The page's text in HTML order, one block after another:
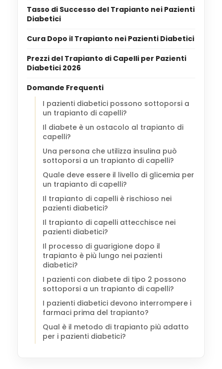
Tasso di Successo del Trapianto nei Pazienti
Diabetici
Cura Dopo il Trapianto nei Pazienti Diabetici
Prezzi del Trapianto di Capelli per Pazienti
Diabetici 2026
Domande Frequenti
I pazienti diabetici possono sottoporsi a
un trapianto di capelli?
Il diabete è un ostacolo al trapianto di
capelli?
Una persona che utilizza insulina può
sottoporsi a un trapianto di capelli?
Quale deve essere il livello di glicemia per
un trapianto di capelli?
Il trapianto di capelli è rischioso nei
pazienti diabetici?
Il trapianto di capelli attecchisce nei
pazienti diabetici?
Il processo di guarigione dopo il
trapianto è più lungo nei pazienti
diabetici?
I pazienti con diabete di tipo 2 possono
sottoporsi a un trapianto di capelli?
I pazienti diabetici devono interrompere i
farmaci prima del trapianto?
Qual è il metodo di trapianto più adatto
per i pazienti diabetici?